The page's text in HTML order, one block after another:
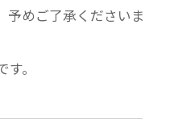
予めご了承くださいま
。